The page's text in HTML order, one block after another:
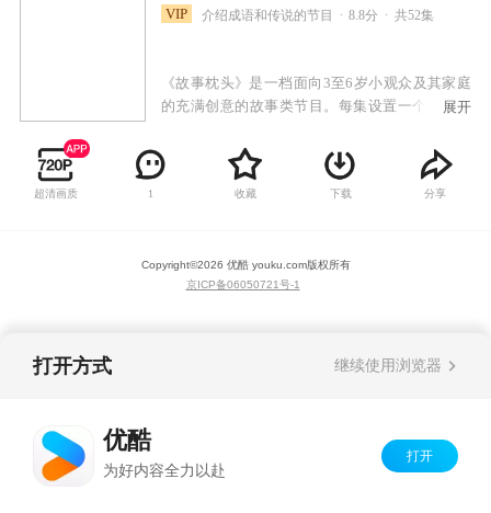
VIP 介绍成语和传说的节目 8.8分 共52集
《故事枕头》是一档面向3至6岁小观众及其家庭
的充满创意的故事类节目。每集设置一个主题，
本集主题，借助视频短片、图片、文字注解等方
式将本集主题作详尽解释和描述，让小观众在轻
松的方式中学到知识。
展开
超清画质 1 收藏 下载 分享
Copyright©2026 优酷 youku.com版权所有
京ICP备06050721号-1
打开方式 继续使用浏览器
优酷
为好内容全力以赴
打开